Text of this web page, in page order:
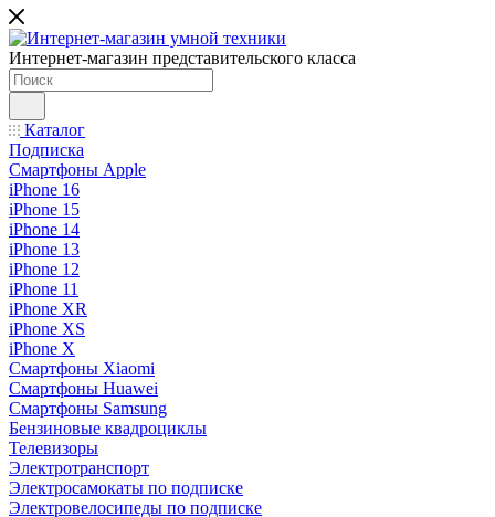
Интернет-магазин представительского класса
Каталог
Подписка
Смартфоны Apple
iPhone 16
iPhone 15
iPhone 14
iPhone 13
iPhone 12
iPhone 11
iPhone XR
iPhone XS
iPhone X
Смартфоны Xiaomi
Смартфоны Huawei
Смартфоны Samsung
Бензиновые квадроциклы
Телевизоры
Электротранспорт
Электросамокаты по подписке
Электровелосипеды по подписке